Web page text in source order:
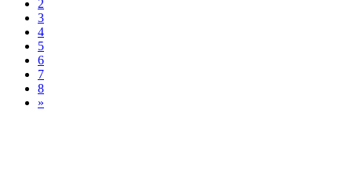
2
3
4
5
6
7
8
»